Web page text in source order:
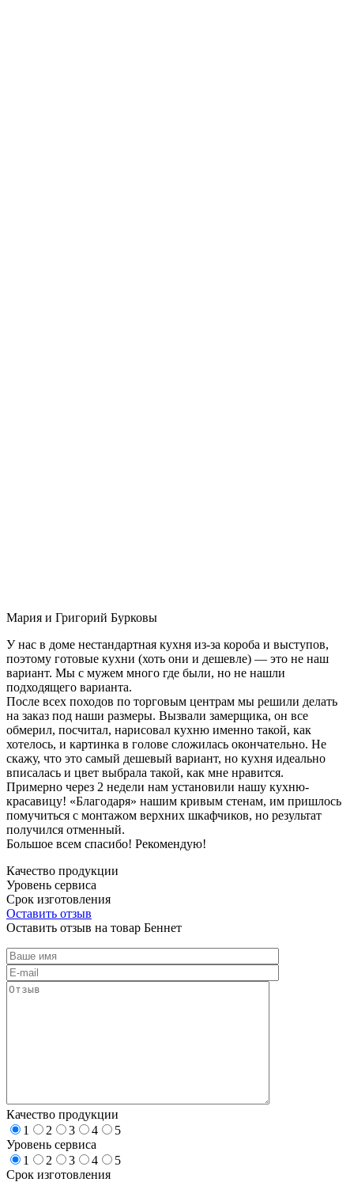
Мария и Григорий Бурковы
У нас в доме нестандартная кухня из-за короба и выступов,
поэтому готовые кухни (хоть они и дешевле) — это не наш
вариант. Мы с мужем много где были, но не нашли
подходящего варианта.
После всех походов по торговым центрам мы решили делать
на заказ под наши размеры. Вызвали замерщика, он все
обмерил, посчитал, нарисовал кухню именно такой, как
хотелось, и картинка в голове сложилась окончательно. Не
скажу, что это самый дешевый вариант, но кухня идеально
вписалась и цвет выбрала такой, как мне нравится.
Примерно через 2 недели нам установили нашу кухню-
красавицу! «Благодаря» нашим кривым стенам, им пришлось
помучиться с монтажом верхних шкафчиков, но результат
получился отменный.
Большое всем спасибо! Рекомендую!
Качество продукции
Уровень сервиса
Срок изготовления
Оставить отзыв
Оставить отзыв на товар Беннет
Качество продукции
1
2 3 4
5
Уровень сервиса
1
2 3 4
5
Срок изготовления